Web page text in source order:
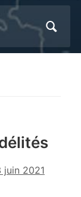
juin 2021